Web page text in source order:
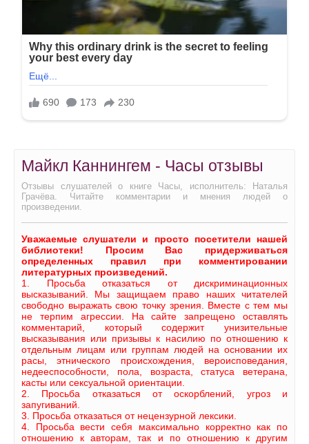
Майкл Каннингем - Часы отзывы
Отзывы слушателей о книге Часы, исполнитель: Наталья
Грачёва. Читайте комментарии и мнения людей о
произведении.
Уважаемые слушатели и просто посетители нашей
библиотеки! Просим Вас придерживаться
определенных правил при комментировании
литературных произведений.
1. Просьба отказаться от дискриминационных
высказываний. Мы защищаем право наших читателей
свободно выражать свою точку зрения. Вместе с тем мы
не терпим агрессии. На сайте запрещено оставлять
комментарий, который содержит унизительные
высказывания или призывы к насилию по отношению к
отдельным лицам или группам людей на основании их
расы, этнического происхождения, вероисповедания,
недееспособности, пола, возраста, статуса ветерана,
касты или сексуальной ориентации.
2. Просьба отказаться от оскорблений, угроз и
запугиваний.
3. Просьба отказаться от нецензурной лексики.
4. Просьба вести себя максимально корректно как по
отношению к авторам, так и по отношению к другим